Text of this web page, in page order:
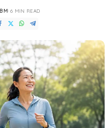
6 MIN READ